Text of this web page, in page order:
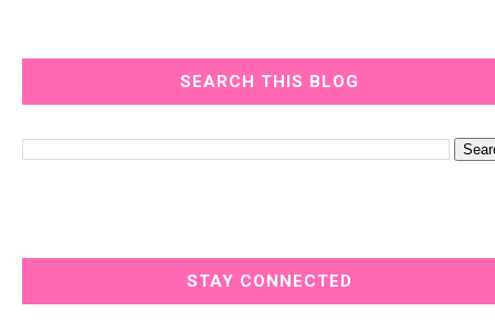
SEARCH THIS BLOG
STAY CONNECTED